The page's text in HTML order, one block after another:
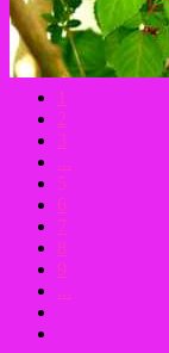
1
2
3
...
5
6
7
8
9
...